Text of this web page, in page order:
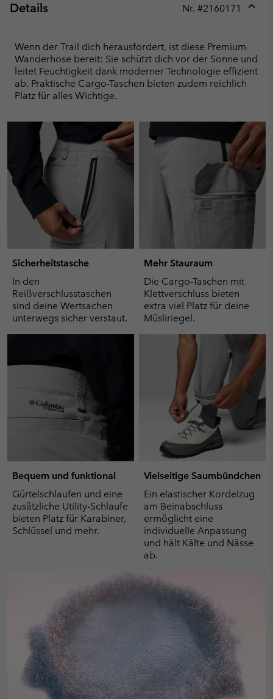
Details Nr. #2160171
Wenn der Trail dich herausfordert, ist diese Premium-
Wanderhose bereit: Sie schützt dich vor der Sonne und
leitet Feuchtigkeit dank moderner Technologie effizient
ab. Praktische Cargo-Taschen bieten zudem reichlich
Platz für alles Wichtige.
Sicherheitstasche
In den
Reißverschlusstaschen
sind deine Wertsachen
unterwegs sicher verstaut.
Mehr Stauraum
Die Cargo-Taschen mit
Klettverschluss bieten
extra viel Platz für deine
Müsliriegel.
Bequem und funktional
Gürtelschlaufen und eine
zusätzliche Utility-Schlaufe
bieten Platz für Karabiner,
Schlüssel und mehr.
Vielseitige Saumbündchen
Ein elastischer Kordelzug
am Beinabschluss
ermöglicht eine
individuelle Anpassung
und hält Kälte und Nässe
ab.